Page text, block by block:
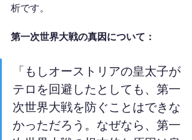
析です。
第一次世界大戦の真因について：
「もしオーストリアの皇太子が
テロを回避したとしても、第一
次世界大戦を防ぐことはできな
かっただろう。なぜなら、第一